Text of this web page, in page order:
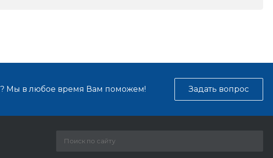
Мы в любое время Вам поможем! Задать вопрос